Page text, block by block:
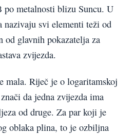
po metalnosti blizu Suncu. U
nazivaju svi elementi teži od
od glavnih pokazatelja za
zvijezda.
mala. Riječ je o logaritamskoj
da jedna zvijezda ima
od druge. Za par koji je
oblaka plina, to je ozbiljna